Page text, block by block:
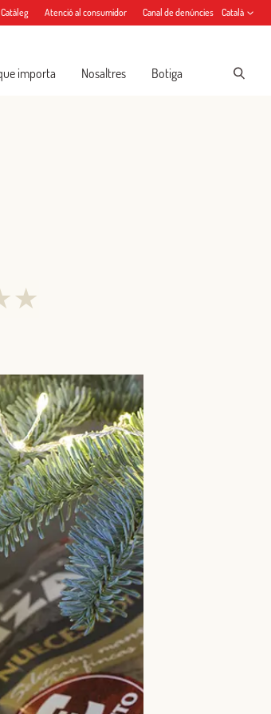
Catàleg Atenció al consumidor Canal de denúncies Català
importa Nosaltres Botiga
★